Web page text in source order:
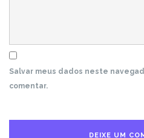
Salvar meus dados neste
comentar.